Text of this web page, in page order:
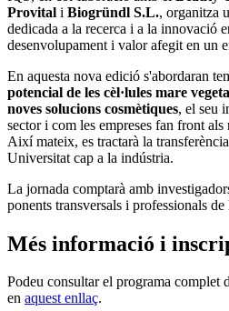
Provital i Biogründl S.L., organitza
dedicada a la recerca i a la innovació
desenvolupament i valor afegit en un
En aquesta nova edició s'abordaran
potencial de les cèl·lules mare
noves solucions cosmètiques, el seu
sector i com les empreses fan front
Així mateix, es tractarà la
Universitat cap a la indústria.
La jornada comptarà amb
ponents transversals i professionals
Més informació i
Podeu consultar el programa complet
en aquest enllaç.